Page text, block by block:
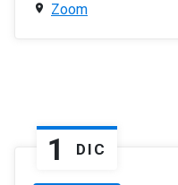
Zoom
1 DIC